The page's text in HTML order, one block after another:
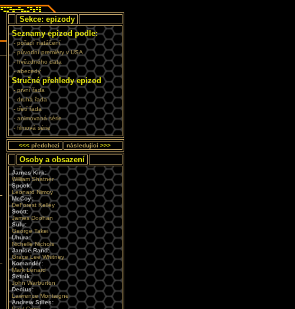
Sekce: epizody
Seznamy epizod podle:
- pořadí natáčení
- původní premiéry v USA
- hvězdného data
- abecedy
Stručné přehledy epizod
- první řada
- druhá řada
- třetí řada
- animovaná série
- filmová série
<<< předchozí následující >>>
Osoby a obsazení
James Kirk:
William Shatner
Spock:
Leonard Nimoy
McCoy:
DeForest Kelley
Scott:
James Doohan
Sulu:
George Takei
Uhura:
Nichelle Nichols
Janice Rand:
Grace Lee Whitney
Komandér:
Mark Lenard
Setník:
John Warburton
Decius:
Lawrence Montaigne
Andrew Stiles: